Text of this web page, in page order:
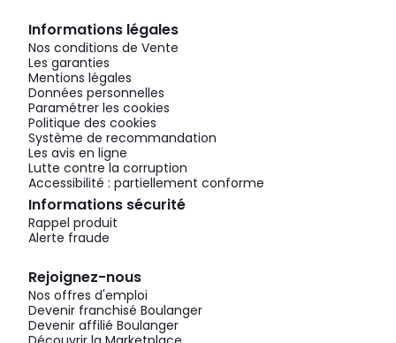
Informations légales
Nos conditions de Vente
Les garanties
Mentions légales
Données personnelles
Paramétrer les cookies
Politique des cookies
Système de recommandation
Les avis en ligne
Lutte contre la corruption
Accessibilité : partiellement conforme
Informations sécurité
Rappel produit
Alerte fraude
Rejoignez-nous
Nos offres d'emploi
Devenir franchisé Boulanger
Devenir affilié Boulanger